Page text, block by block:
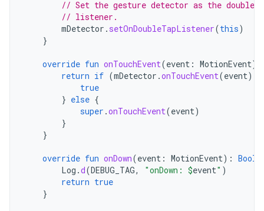
// Set the gesture detector as the double-
// listener.
mDetector . setOnDoubleTapListener(this)
}
override fun onTouchEvent(event : MotionEvent):
return if (mDetector .onTouchEvent(event))
true
} else {
super .onTouchEvent(event)
}
}
override fun onDown(event : MotionEvent):
Log .d(DEBUG_TAG, "onDown: $event" )
return true
}